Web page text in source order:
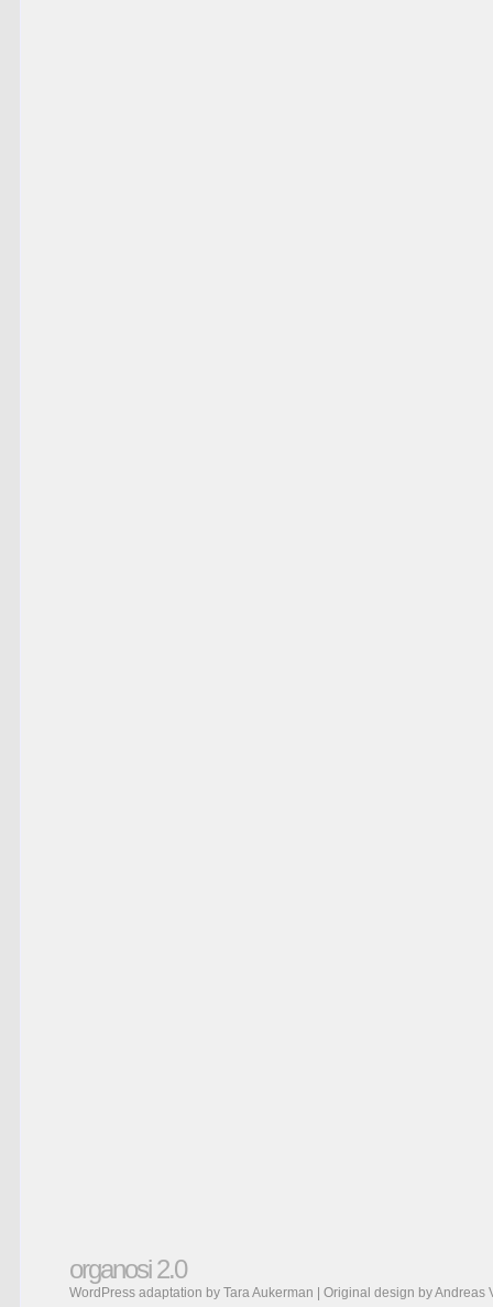
organosi 2.0
WordPress adaptation by Tara Aukerman | Original design byAndreas